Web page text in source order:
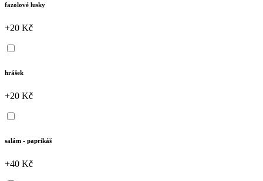
fazolové lusky
+20 Kč
hrášek
+20 Kč
salám - paprikáš
+40 Kč